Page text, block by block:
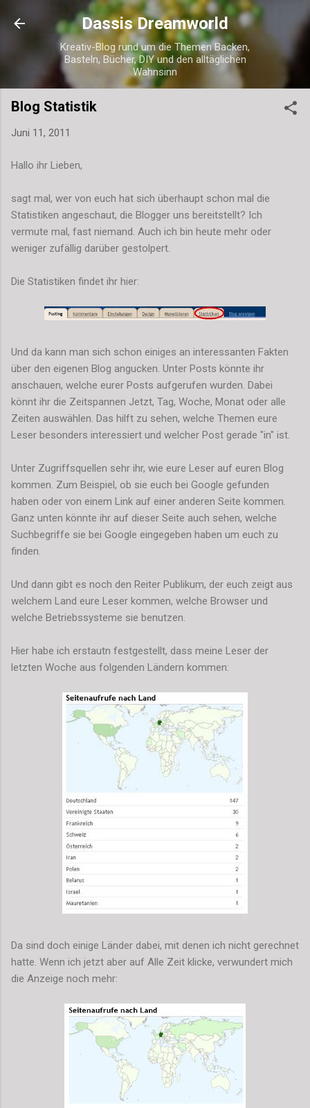
Direkt zum Hauptbereich
Dassis Dreamworld
Kreativ-Blog rund um die Themen Backen,
Basteln, Bücher, DIY und den alltäglichen
Wahnsinn
Blog Statistik
Juni 11, 2011
Hallo ihr Lieben,
sagt mal, wer von euch hat sich überhaupt schon mal die
Statistiken angeschaut, die Blogger uns bereitstellt? Ich
vermute mal, fast niemand. Auch ich bin heute mehr oder
weniger zufällig darüber gestolpert.
Die Statistiken findet ihr hier:
Und da kann man sich schon einiges an interessanten Fakten
über den eigenen Blog angucken. Unter Posts könnte ihr
anschauen, welche eurer Posts aufgerufen wurden. Dabei
könnt ihr die Zeitspannen Jetzt, Tag, Woche, Monat oder alle
Zeiten auswählen. Das hilft zu sehen, welche Themen eure
Leser besonders interessiert und welcher Post gerade "in" ist.
Unter Zugriffsquellen sehr ihr, wie eure Leser auf euren Blog
kommen. Zum Beispiel, ob sie euch bei Google gefunden
haben oder von einem Link auf einer anderen Seite kommen.
Ganz unten könnte ihr auf dieser Seite auch sehen, welche
Suchbegriffe sie bei Google eingegeben haben um euch zu
finden.
Und dann gibt es noch den Reiter Publikum, der euch zeigt aus
welchem Land eure Leser kommen, welche Browser und
welche Betriebssysteme sie benutzen.
Hier habe ich erstautn festgestellt, dass meine Leser der
letzten Woche aus folgenden Ländern kommen:
Da sind doch einige Länder dabei, mit denen ich nicht gerechnet
hatte. Wenn ich jetzt aber auf Alle Zeit klicke, verwundert mich
die Anzeige noch mehr: